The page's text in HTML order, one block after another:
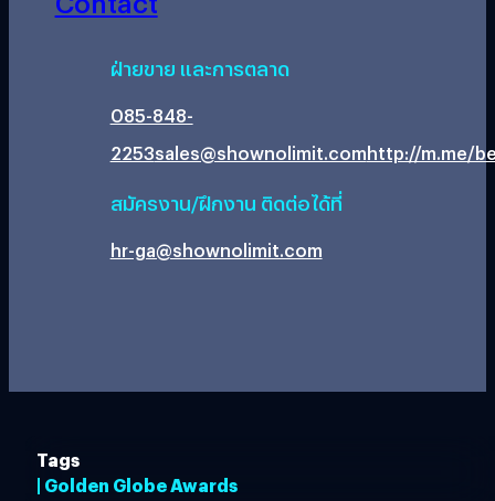
ฝ่ายขาย และการตลาด
085-848-
2253sales@shownolimit.comhttp://m.me/
สมัครงาน/ฝึกงาน ติดต่อได้ที่
hr-ga@shownolimit.com
Tags
| Golden Globe Awards